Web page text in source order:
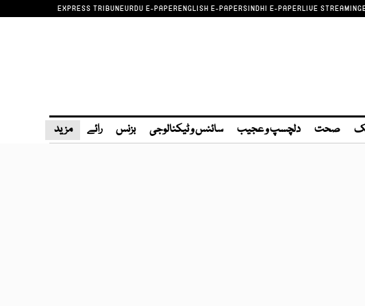
EXPRESS TRIBUNEURDU E-PAPERENGLISH E-PAPERSINDHI E-PAPERLIVE STREAMING
صحت دلچسپ و عجیب سائنس و ٹیکنالوجی بزنس رائے مزید